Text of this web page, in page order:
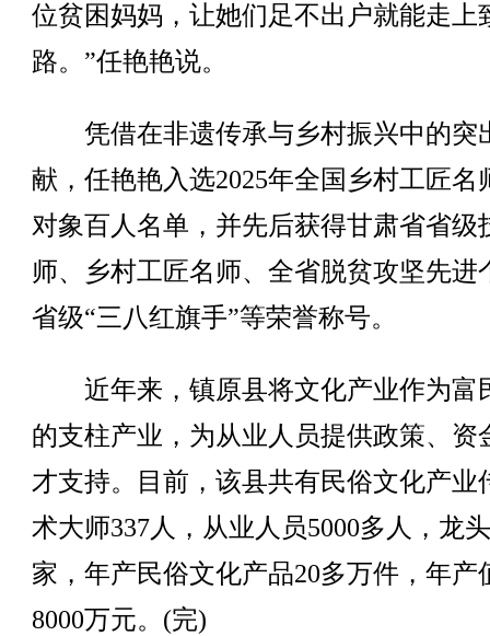
位贫困妈妈，让她们足不出户就能走上
路。”任艳艳说。
凭借在非遗传承与乡村振兴中的突
献，任艳艳入选2025年全国乡村工匠名
对象百人名单，并先后获得甘肃省省级
师、乡村工匠名师、全省脱贫攻坚先进
省级“三八红旗手”等荣誉称号。
近年来，镇原县将文化产业作为富
的支柱产业，为从业人员提供政策、资
才支持。目前，该县共有民俗文化产业
术大师337人，从业人员5000多人，龙
家，年产民俗文化产品20多万件，年产
8000万元。(完)